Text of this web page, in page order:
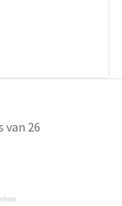
van 26